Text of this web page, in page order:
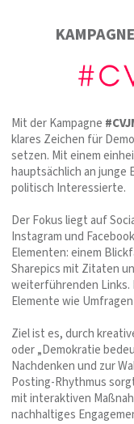
Mit der Kampagne
klares Zeichen für
setzen. Mit einem
hauptsächlich an junge
politisch Interessierte.
Der Fokus liegt auf
Instagram und
Elementen: einem
Sharepics mit Zitaten
weiterführenden Links.
Elemente wie
Ziel ist es, durch
oder „Demokratie
Nachdenken und zur
Posting-Rhythmus
mit interaktiven
nachhaltiges